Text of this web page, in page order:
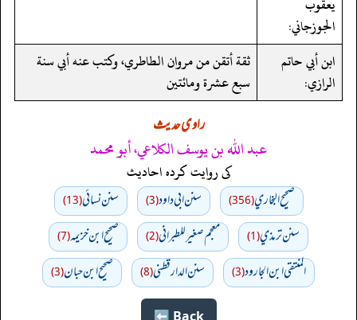
الجوزجاني:
ابن أبي حاتم
الرازي:
ثقة أتقن من مروان الطاطري، وكتب عنه أبي سنة
سبع عشرة ومائتين
راوی حدیث
عبد الله بن يوسف الكلاعي، أبو محمد
کی روایت کردہ احادیث
صحيح البخاري(356) سنن ابي داود(3) سنن نسائي(13)
سنن ترمذي(1) معجم صغير للطبراني(2) صحيح ابن خزيمه(7)
المنتقى ابن الجارود(3) سنن الدارقطني(8) صحیح ابن حبان(3)
Back ⬅️